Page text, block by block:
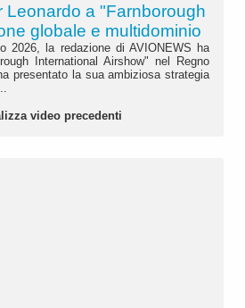
Leonardo a "Farnborough
globale e multidominio
2026, la redazione di AVIONEWS ha
International Airshow" nel Regno
presentato la sua ambiziosa strategia
video precedenti